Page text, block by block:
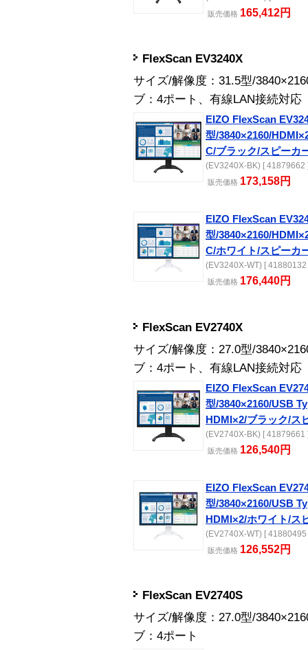
販売価格 165,412円
FlexScan EV3240X
サイズ/解像度：31.5型/
ブ：4ポート、有線LAN接続対応
EIZO FlexScan
型/3840×2160/
C/ブラック/スピーカ
(EV3240X-BK) [ 41879662
販売価格 173,158円
EIZO FlexScan
型/3840×2160/
C/ホワイト/スピーカ
(EV3240X-WT) [ 41880132
販売価格 176,440円
FlexScan EV2740X
サイズ/解像度：27.0型/
ブ：4ポート、有線LAN接続対応
EIZO FlexScan
型/3840×2160/USB
HDMI×2/ブラック/ス
(EV2740X-BK) [ 41879661
販売価格 126,540円
EIZO FlexScan
型/3840×2160/USB
HDMI×2/ホワイト/ス
(EV2740X-WT) [ 41880495
販売価格 126,552円
FlexScan EV2740S
サイズ/解像度：27.0型/
ブ：4ポート